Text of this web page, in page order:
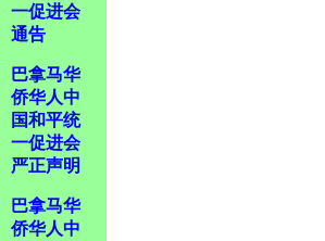
一促进会
通告
巴拿马华
侨华人中
国和平统
一促进会
严正声明
巴拿马华
侨华人中